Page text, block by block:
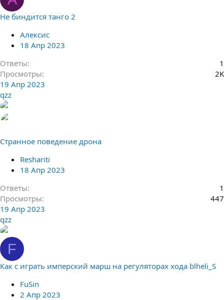
Не биндится танго 2
Алексис
18 Апр 2023
Ответы
1
Просмотры
2K
19 Апр 2023
qzz
Странное поведение дрона
Reshariti
18 Апр 2023
Ответы
1
Просмотры
447
19 Апр 2023
qzz
F
Как с играть имперский марш на регуляторах хода blheli_S
FuSin
2 Апр 2023